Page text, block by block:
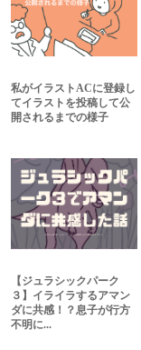
私がイラストACに登録し
てイラストを投稿して公
開されるまでの様子
【ジュラシックパーク
３】イライラするアマン
ダに共感！？息子が行方
不明に...